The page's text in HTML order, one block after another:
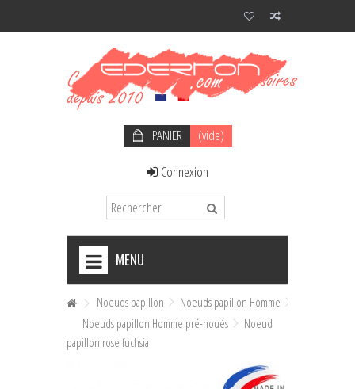
PANIER
(vide)
Connexion
MENU
+
NOEUDS PAPILLON HOMME
+
NOEUDS PAPILLON FEMME
Noeuds papillon
Noeuds papillon Homme
Noeuds papillon Homme pré-noués
Noeud
papillon rose fuchsia